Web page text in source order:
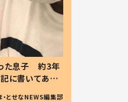
た息子 約3年
に書いてあっ
・とせなNEWS編集部